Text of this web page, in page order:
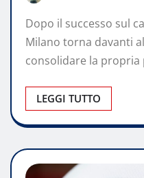
Dopo il successo sul
Milano torna davanti
consolidare la propria
LEGGI TUTTO